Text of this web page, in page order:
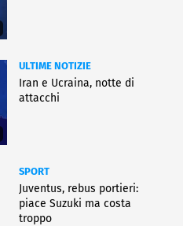
ULTIME NOTIZIE
Iran e Ucraina, notte di
attacchi
SPORT
Juventus, rebus portieri:
piace Suzuki ma costa
troppo